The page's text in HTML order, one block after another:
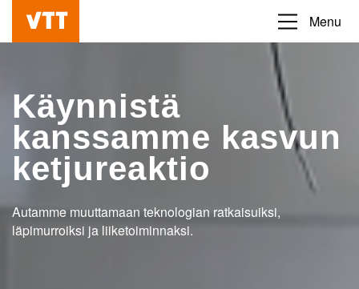
Hyppää
pääsisältöön
Beyond
Menu
Käynnistä
kanssamme kasvun
ketjureaktio
Autamme muuttamaan teknologian ratkaisuiksi,
läpimurroiksi ja liiketoiminnaksi.